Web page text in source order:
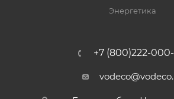
Энергетика
+7 (800)222-000-